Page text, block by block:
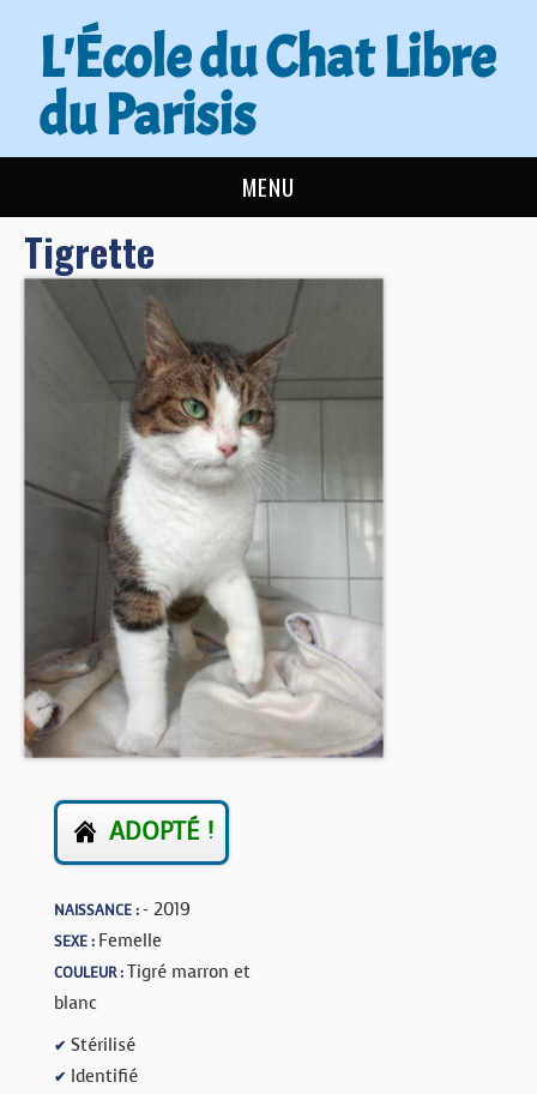
L'École du Chat Libre
du Parisis
MENU
L’ÉCOLE DU CHAT
NOUS AIDER
CONTACT
BOUTIQUE
Tigrette
ADOPTÉ !
NAISSANCE :- 2019
SEXE : Femelle
COULEUR :Tigré marron et
blanc
✔ Stérilisé
✔ Identifié